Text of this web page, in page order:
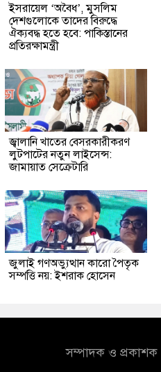
ইসরায়েল ‘অবৈধ’, মুসলিম
দেশগুলোকে তাদের বিরুদ্ধে
ঐক্যবদ্ধ হতে হবে: পাকিস্তানের
প্রতিরক্ষামন্ত্রী
জ্বালানি খাতের বেসরকারীকরণ
লুটপাটের নতুন লাইসেন্স:
জামায়াত সেক্রেটারি
জুলাই গণঅভ্যুত্থান কারো পৈতৃক
সম্পত্তি নয়: ইশরাক হোসেন
সম্পাদক ও